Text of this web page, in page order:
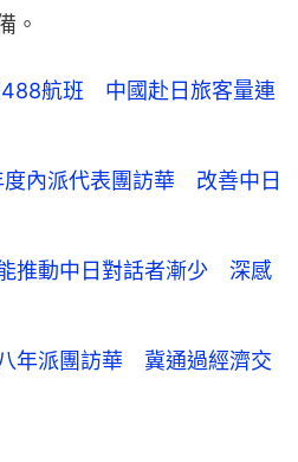
。
航班 中國赴日旅客量連
度內派代表團訪華 改善中日
推動中日對話者漸少 深感
年派團訪華 冀通過經濟交